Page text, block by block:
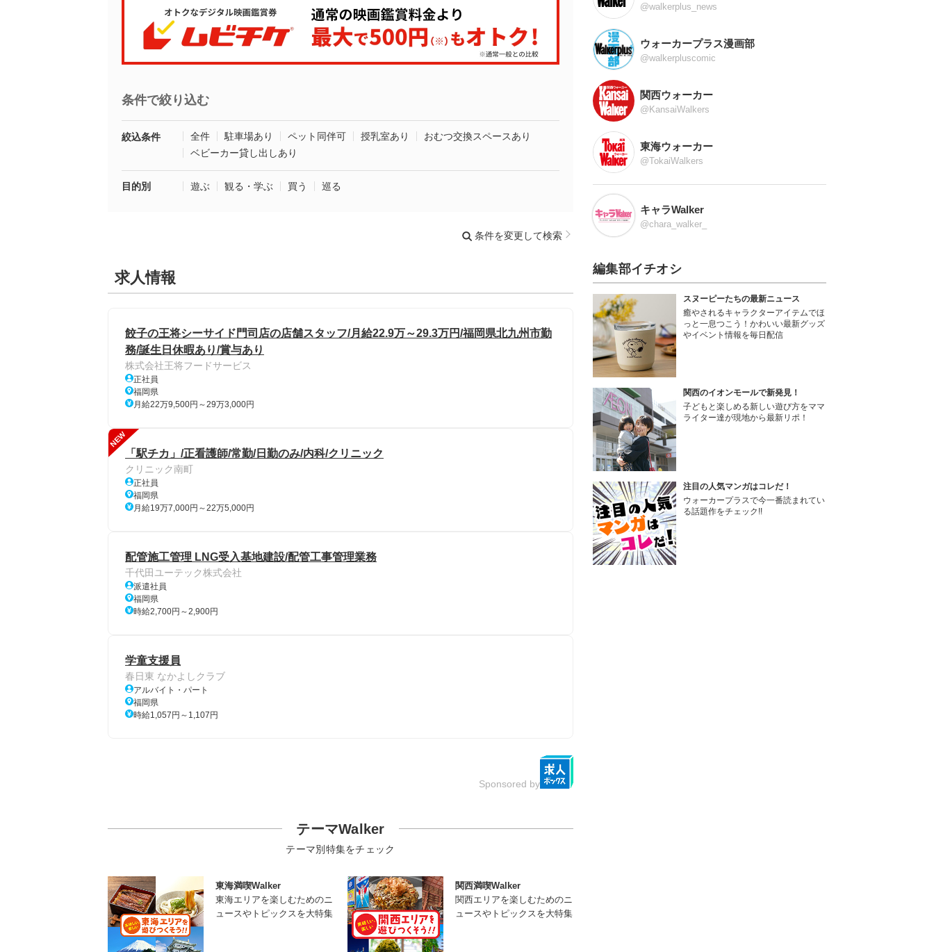
条件で絞り込む
絞込条件 全件 駐車場あり ペット同伴可 授乳室あり
おむつ交換スペースあり
ベビーカー貸し出しあり
目的別 遊ぶ 観る・学ぶ 買う 巡る
条件を変更して検索
求人情報
餃子の王将シーサイド門司店の店舗スタッフ/月給22.9万～29.3万円/福岡県北九州市勤
務/誕生日休暇あり/賞与あり
株式会社王将フードサービス
正社員
福岡県
月給22万9,500円～29万3,000円
NEW
「駅チカ」/正看護師/常勤/日勤のみ/内科/クリニック
クリニック南町
正社員
福岡県
月給19万7,000円～22万5,000円
配管施工管理 LNG受入基地建設/配管工事管理業務
千代田ユーテック株式会社
派遣社員
福岡県
時給2,700円～2,900円
学童支援員
春日東 なかよしクラブ
アルバイト・パート
福岡県
時給1,057円～1,107円
Sponsored by
テーマWalker
テーマ別特集をチェック
東海満喫Walker
東海エリアを楽しむためのニ
ュースやトピックスを大特集
関西満喫Walker
関西エリアを楽しむためのニ
ュースやトピックスを大特集
@walkerplus_news
ウォーカープラス漫画部
@walkerpluscomic
関西ウォーカー
@KansaiWalkers
東海ウォーカー
@TokaiWalkers
キャラWalker
@chara_walker_
編集部イチオシ
スヌーピーたちの最新ニュース
癒やされるキャラクターアイテムでほ
っと一息つこう！かわいい最新グッズ
やイベント情報を毎日配信
関西のイオンモールで新発見！
子どもと楽しめる新しい遊び方をママ
ライター達が現地から最新リポ！
注目の人気マンガはコレだ！
ウォーカープラスで今一番読まれてい
る話題作をチェック!!